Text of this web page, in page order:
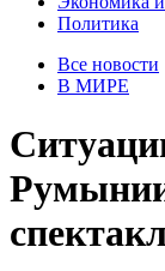
Политика
Все новости
В МИРЕ